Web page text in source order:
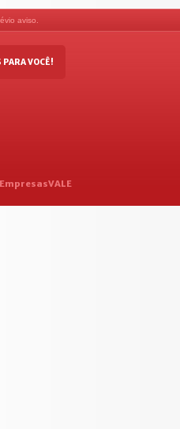
aviso.
PARA VOCÊ!
EmpresasVALE